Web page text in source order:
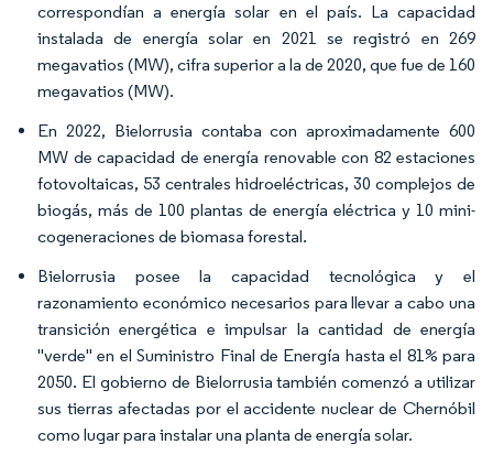
correspondían a energía solar en el país. La capacidad
instalada de energía solar en 2021 se registró en 269
megavatios (MW), cifra superior a la de 2020, que fue de 160
megavatios (MW).
En 2022, Bielorrusia contaba con aproximadamente 600
MW de capacidad de energía renovable con 82 estaciones
fotovoltaicas, 53 centrales hidroeléctricas, 30 complejos de
biogás, más de 100 plantas de energía eléctrica y 10 mini-
cogeneraciones de biomasa forestal.
Bielorrusia posee la capacidad tecnológica y el
razonamiento económico necesarios para llevar a cabo una
transición energética e impulsar la cantidad de energía
"verde" en el Suministro Final de Energía hasta el 81% para
2050. El gobierno de Bielorrusia también comenzó a utilizar
sus tierras afectadas por el accidente nuclear de Chernóbil
como lugar para instalar una planta de energía solar.